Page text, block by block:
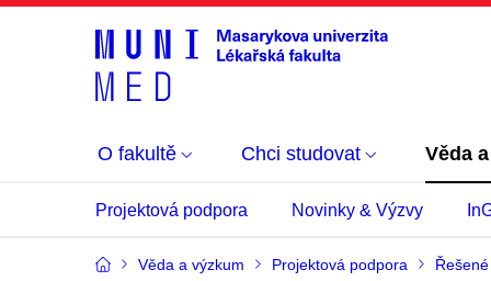
O fakultě Chci studovat Věda
Projektová podpora Novinky & Výzvy
Věda a výzkum Projektová podpora